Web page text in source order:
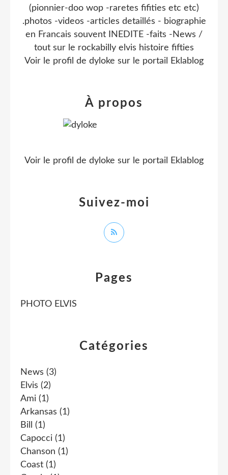
Catégories
News (3)
Elvis (2)
Ami (1)
Arkansas (1)
Bill
(1)
Capocci (1)
Chanson (1)
Coast (1)
Pages
PHOTO ELVIS
(pionnier-doo wop -raretes fifities etc etc)
.photos -videos -articles detaillés - biographie
en Francais souvent INEDITE -faits -News /
tout sur le rockabilly elvis histoire fifties
Voir le profil de dyloke sur le portail Eklablog
Suivez-moi
À propos
Voir le profil de dyloke sur le portail Eklablog